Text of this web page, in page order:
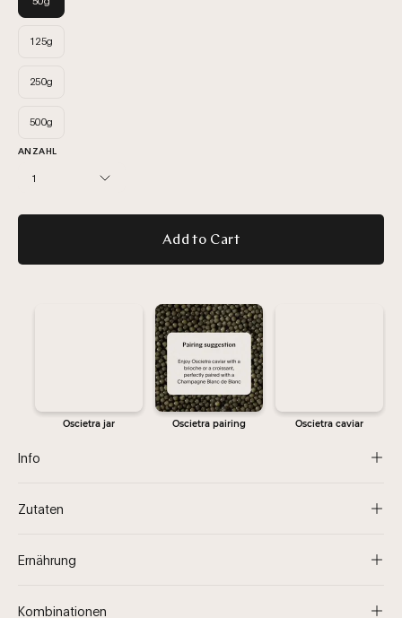
125g
250g
500g
ANZAHL
1
Add to Cart
Info
Zutaten
Ernährung
Kombinationen